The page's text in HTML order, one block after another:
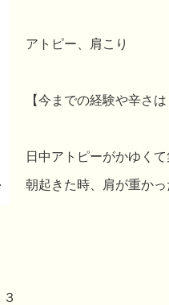
アトピー、肩こり
【今までの経験や辛さ
日中アトピーがかゆく
朝起きた時、肩が重か